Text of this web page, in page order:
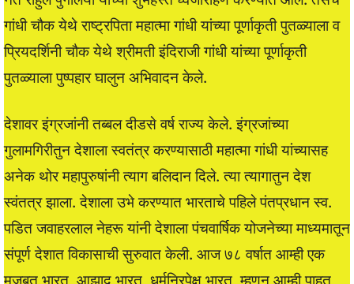
गांधी चौक येथे राष्ट्रपिता महात्मा गांधी यांच्या पूर्णाकृती पुतळ्याला व
प्रियदर्शिनी चौक येथे श्रीमती इंदिराजी गांधी यांच्या पूर्णाकृती
पुतळ्याला पुष्पहार घालुन अभिवादन केले.
देशावर इंग्रजांनी तब्बल दीडसे वर्ष राज्य केले. इंग्रजांच्या
गुलामगिरीतुन देशाला स्वतंत्र करण्यासाठी महात्मा गांधी यांच्यासह
अनेक थोर महापुरुषांनी त्याग बलिदान दिले. त्या त्यागातुन देश
स्वंतत्र झाला. देशाला उभे करण्यात भारताचे पहिले पंतप्रधान स्व.
पडित जवाहरलाल नेहरू यांनी देशाला पंचवार्षिक योजनेच्या माध्यमातून
संपूर्ण देशात विकासाची सुरुवात केली. आज ७८ वर्षात आम्ही एक